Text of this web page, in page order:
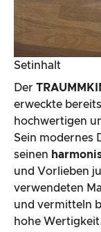
Setinhalt
Der
erweckte
hochwertigen
Sein modernes
seinen
und Vorlieben
verwendeten
und vermitteln
hohe